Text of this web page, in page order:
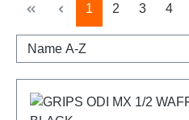
Seite
1 Seite
2 Seite
3 Seite
4